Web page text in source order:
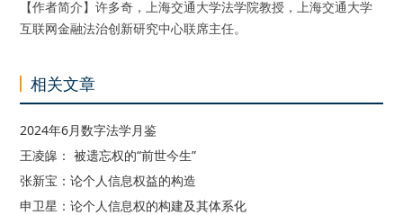
【作者简介】许多奇，上海交通大学法学院教授，上海交通大学
互联网金融法治创新研究中心联席主任。
相关文章
2024年6月数字法学月鉴
王凌皞： 被遗忘权的“前世今生”
张新宝：论个人信息权益的构造
申卫星：论个人信息权的构建及其体系化